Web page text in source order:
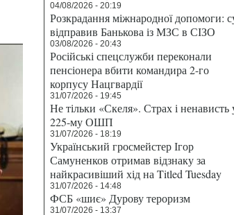
04/08/2026 - 20:19
Розкрадання міжнародної допомоги:
відправив Банькова із МЗС в СІЗО
03/08/2026 - 20:43
Російські спецслужби переконали
пенсіонера вбити командира 2-го
корпусу Нацгвардії
31/07/2026 - 19:45
Не тільки «Скеля». Страх і ненависть
225-му ОШП
31/07/2026 - 18:19
Український гросмейстер Ігор
Самуненков отримав відзнаку за
найкрасивіший хід на Titled Tuesday
31/07/2026 - 14:48
ФСБ «шиє» Дурову тероризм
31/07/2026 - 13:37